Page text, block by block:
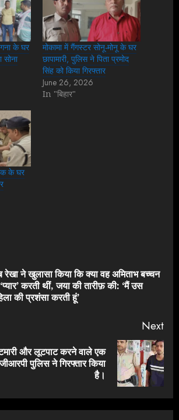
के घर
सोना
मोकामा में गैंगस्टर सोनू-मोनू के घर
छापामारी, पुलिस ने पिता प्रमोद
सिंह को किया गिरफ्तार
June 26, 2026
In "बिहार"
के घर
रेखा ने खुलासा किया कि क्या वह अमिताभ बच्चन
करती थीं, जया की तारीफ़ की: ‘मैं उस
की प्रशंसा करती हूं’
Next
और लूटपाट करने वाले एक
पुलिस ने गिरफ्तार किया
है।